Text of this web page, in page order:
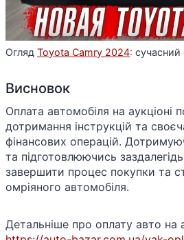
Огляд Toyota Camry 2024:
Висновок
Оплата автомобіля на аукціоні
дотримання інструкцій та
фінансових операцій.
та підготовлюючись
завершити процес покупки та
омріяного автомобіля.
Детальніше про оплату авто на